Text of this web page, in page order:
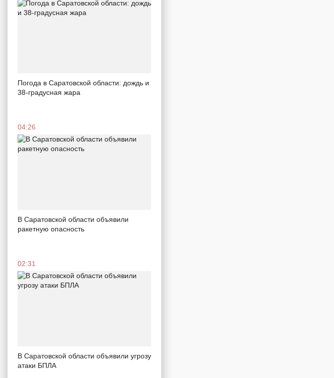
Погода в Саратовской области: дождь и
38-градусная жара
04:26
В Саратовской области объявили
ракетную опасность
02:31
В Саратовской области объявили угрозу
атаки БПЛА